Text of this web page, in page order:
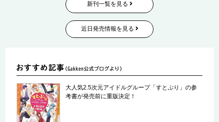
新刊一覧を見る
近日発売情報を見る
大人気2.5次元アイドルグループ「すとぷり」の参
考書が発売前に重版決定！